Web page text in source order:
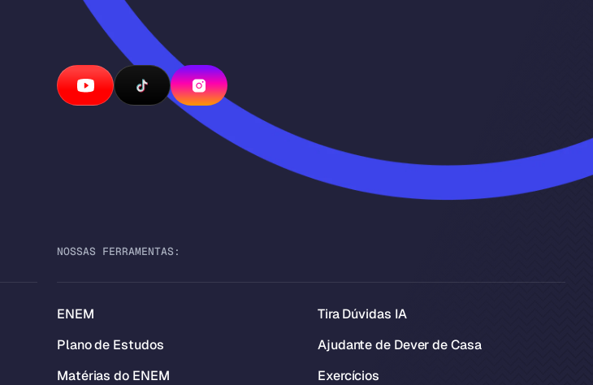
NOSSAS FERRAMENTAS:
ENEM
Plano de Estudos
Matérias do ENEM
Tira Dúvidas IA
Ajudante de Dever de Casa
Exercícios